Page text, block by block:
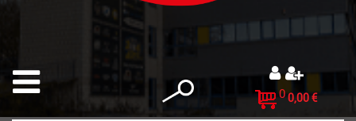
0 0,00 €